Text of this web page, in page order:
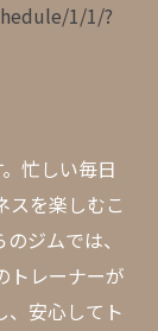
1/1/?
忙しい毎日
スを楽しむこ
ジムでは、
トレーナーが
、安心してト